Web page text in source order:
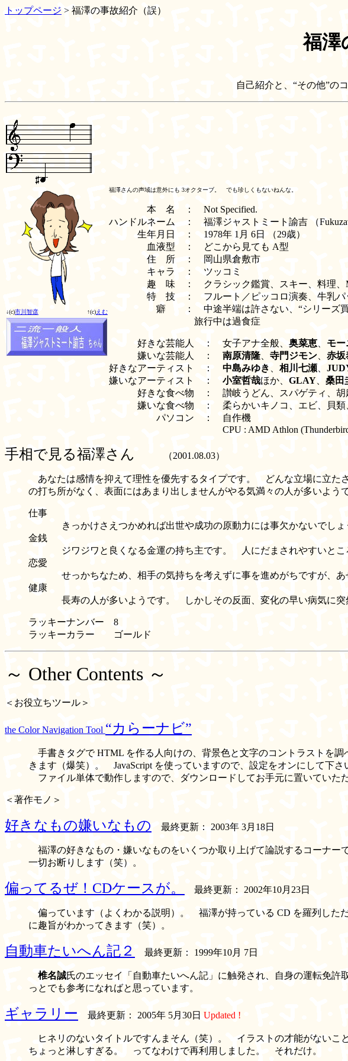
トップページ > 福澤の事故紹介（誤）
福澤
自己紹介と、“その他”の
福澤さんの声域は意外にも 3オクターブ。 でも珍しくもないねんな。
↓(c)市川智彦 ↑(c)えむ
本 名 ：
Not Specified.
ハンドルネーム ：
福澤ジャストミート諭吉
（
生年月日 ：
1978年 1月 6日 （29歳）
血液型 ：
どこから見ても A型
住 所 ：
岡山県倉敷市
キャラ ：
ツッコミ
趣 味 ：
クラシック鑑賞、スキー、料理、
特 技 ：
フルート／ピッコロ演奏、牛乳パ
癖 ：
中途半端は許さない、“シリーズ
旅行中は過食症
好きな芸能人 ： 女子アナ全般、 奥菜恵
モー
嫌いな芸能人 ：
南原清隆 寺門ジモン
赤坂
好きなアーティスト ：
中島みゆき、 相川七瀬
嫌いなアーティスト ：
小室哲哉ほか、 GLAY、 桑田
好きな食べ物 ：
讃岐うどん、スパゲティ、胡
嫌いな食べ物 ：
柔らかいキノコ、エビ、貝類
パソコン ：
自作機
CPU : AMD Athlon
手相で見る福澤さん （2001.08.03）
あなたは感情を抑えて理性を優先するタイプです。 どんな立場に立た
の打ち所がなく、表面にはあまり出しませんがやる気満々の人が多いようで
仕事
きっかけさえつかめれば出世や成功の原動力には事欠かないでしょ
金銭
ジワジワと良くなる金運の持ち主です。 人にだまされやすいと
恋愛
せっかちなため、相手の気持ちを考えずに事を進めがちですが、
健康
長寿の人が多いようです。 しかしその反面、変化の早い病気に突
ラッキーナンバー 8
ラッキーカラー ゴールド
～ Other Contents ～
＜お役立ちツール＞
the Color Navigation Tool “カらーナビ”
手書きタグで HTML を作る人向けの、背景色と文字のコントラストを
きます（爆笑）。 JavaScript を使っていますので、設定をオンにして下さ
ファイル単体で動作しますので、ダウンロードしてお手元に置いていた
＜著作モノ＞
好きなもの嫌いなもの 最終更新： 2003年 3月18日
福澤の好きなもの・嫌いなものをいくつか取り上げて論説するコーナ
一切お断りします（笑）。
偏ってるぜ！CDケースが。 最終更新： 2002年10月23日
偏っています（よくわかる説明）。 福澤が持っている CD を羅列した
に趣旨がわかってきます（笑）。
自動車たいへん記２ 最終更新： 1999年10月 7日
椎名誠氏のエッセイ「自動車たいへん記」に触発され、自身の運転免
っとでも参考になればと思っています。
ギャラリー 最終更新： 2005年 5月30日 Updated !
ヒネリのないタイトルですんまそん（笑）。 イラストの才能がないこ
ちょっと淋しすぎる。 ってなわけで再利用しました。 それだけ。